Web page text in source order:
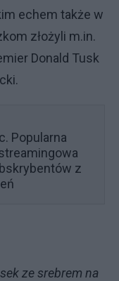
echem także w
złożyli m.in.
Donald Tusk
Popularna
z
ze srebrem na